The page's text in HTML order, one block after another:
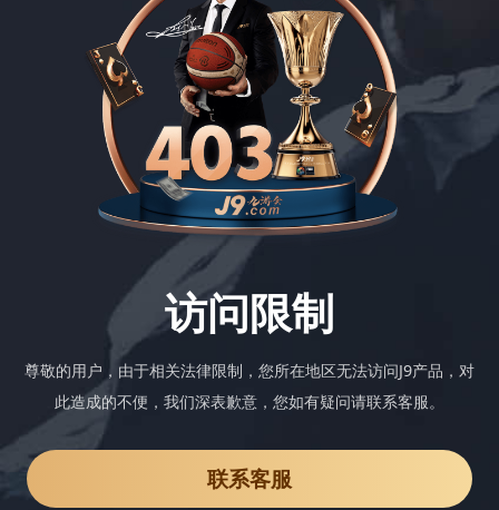
访问限制
尊敬的用户，由于相关法律限制，您所在地区无法访问J9产品，对
此造成的不便，我们深表歉意，您如有疑问请联系客服。
联系客服